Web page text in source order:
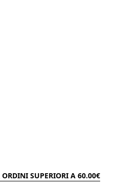
ORDINI SUPERIORI A 60.00€